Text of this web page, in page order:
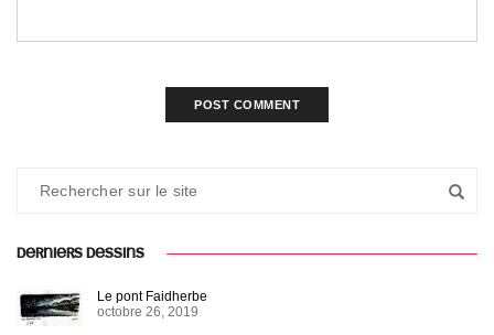
DERNIERS DESSINS
Le pont Faidherbe
octobre 26, 2019